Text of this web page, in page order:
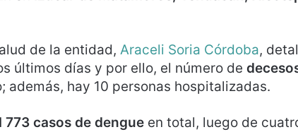
de la entidad, Araceli Soria Córdoba,
últimos días y por ello, el número de
además, hay 10 personas hospitalizadas.
773 casos de dengue en total, luego de